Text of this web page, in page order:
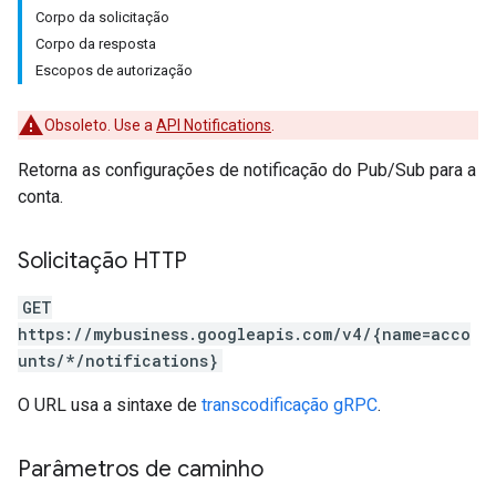
Corpo da solicitação
Corpo da resposta
Escopos de autorização
Obsoleto. Use a API Notifications
Retorna as configurações de notificação do Pub/Sub para a
conta.
Solicitação HTTP
GET
https://mybusiness.googleapis.com/v4/{name=acco
unts/*/notifications}
O URL usa a sintaxe de transcodificação gRPC.
Parâmetros de caminho